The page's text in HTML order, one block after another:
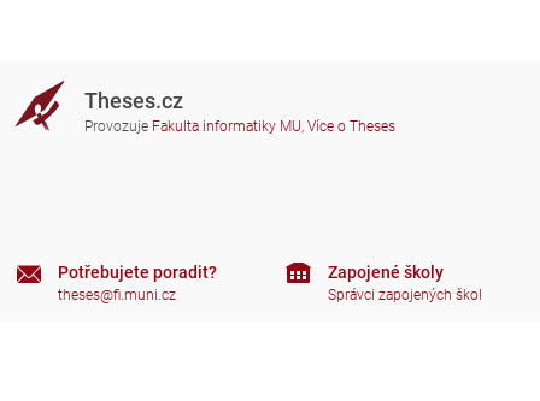
Theses.cz
Provozuje Fakulta informatiky MU, Více o Theses
Potřebujete poradit?
theses@fi.muni.cz
Zapojené školy
Správci zapojených škol